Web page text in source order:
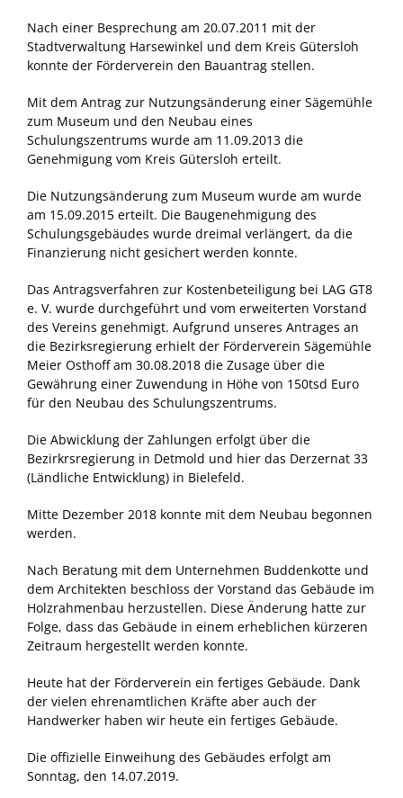
Nach einer Besprechung am 20.07.2011 mit der
Stadtverwaltung Harsewinkel und dem Kreis Gütersloh
konnte der Förderverein den Bauantrag stellen.
Mit dem Antrag zur Nutzungsänderung einer Sägemühle
zum Museum und den Neubau eines
Schulungszentrums wurde am 11.09.2013 die
Genehmigung vom Kreis Gütersloh erteilt.
Die Nutzungsänderung zum Museum wurde am wurde
am 15.09.2015 erteilt. Die Baugenehmigung des
Schulungsgebäudes wurde dreimal verlängert, da die
Finanzierung nicht gesichert werden konnte.
Das Antragsverfahren zur Kostenbeteiligung bei LAG GT8
e. V. wurde durchgeführt und vom erweiterten Vorstand
des Vereins genehmigt. Aufgrund unseres Antrages an
die Bezirksregierung erhielt der Förderverein Sägemühle
Meier Osthoff am 30.08.2018 die Zusage über die
Gewährung einer Zuwendung in Höhe von 150tsd Euro
für den Neubau des Schulungszentrums.
Die Abwicklung der Zahlungen erfolgt über die
Bezirkrsregierung in Detmold und hier das Derzernat 33
(Ländliche Entwicklung) in Bielefeld.
Mitte Dezember 2018 konnte mit dem Neubau begonnen
werden.
Nach Beratung mit dem Unternehmen Buddenkotte und
dem Architekten beschloss der Vorstand das Gebäude im
Holzrahmenbau herzustellen. Diese Änderung hatte zur
Folge, dass das Gebäude in einem erheblichen kürzeren
Zeitraum hergestellt werden konnte.
Heute hat der Förderverein ein fertiges Gebäude. Dank
der vielen ehrenamtlichen Kräfte aber auch der
Handwerker haben wir heute ein fertiges Gebäude.
Die offizielle Einweihung des Gebäudes erfolgt am
Sonntag, den 14.07.2019.